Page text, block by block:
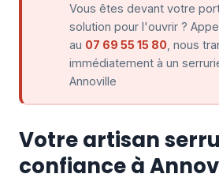
Vous êtes devant votre
solution pour l'ouvrir ?
au 07 69 55 15 80 , nous
immédiatement à un
Annoville
Votre artisan
confiance à